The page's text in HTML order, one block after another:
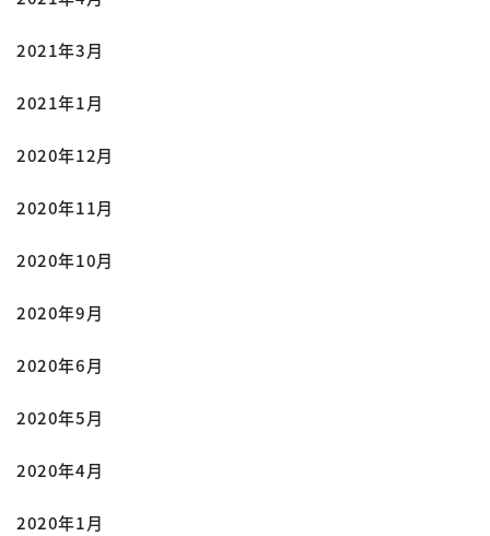
2021年3月
2021年1月
2020年12月
2020年11月
2020年10月
2020年9月
2020年6月
2020年5月
2020年4月
2020年1月